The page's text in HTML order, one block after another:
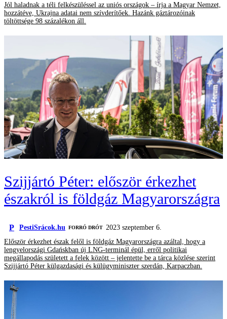
Jól haladnak a téli felkészüléssel az uniós országok – írja a Magyar Nemzet,
hozzátéve, Ukrajna adatai nem szívderítőek. Hazánk gáztározóinak
töltöttsége 98 százalékon áll.
Szijjártó Péter: először érkezhet
északról is földgáz Magyarországra
P PestiSrácok.hu FORRÓ DRÓT 2023 szeptember 6.
Először érkezhet észak felől is földgáz Magyarországra azáltal, hogy a
lengyelországi Gdańskban új LNG-terminál épül, erről politikai
megállapodás született a felek között – jelentette be a tárca közlése szerint
Szijjártó Péter külgazdasági és külügyminiszter szerdán, Karpaczban.